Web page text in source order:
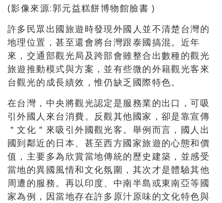
(影像來源:郭元益糕餅博物館臉書 )
許多民眾出國旅遊時發現外國人並不清楚台灣的
地理位置，甚至還會將台灣跟泰國搞混。近年
來，交通部觀光局及跨部會雖整合出數種的觀光
旅遊推動模式與方案，並有些微的外籍觀光客來
台觀光的成長績效，惟仍缺乏國際特色。
在台灣，中央將觀光認定是服務業的出口，可吸
引外國人來台消費。反觀其他國家，卻是靠宣傳
＂文化＂來吸引外國觀光客。舉例而言，國人出
國到鄰近的日本、甚至西方國家旅遊的心態和價
值，主要多為欣賞當地傳統的歷史建築，並感受
當地的異國風情和文化氛圍，其次才是體驗其他
周遭的服務。再以印度、中南半島或東南亞等國
家為例，因當地存在許多原汁原味的文化特色與